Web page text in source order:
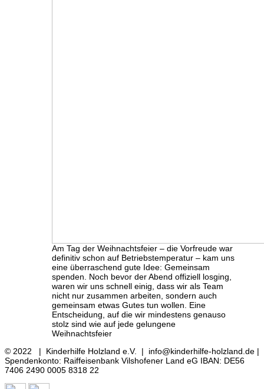
Am Tag der Weihnachtsfeier – die Vorfreude war
definitiv schon auf Betriebstemperatur – kam uns
eine überraschend gute Idee: Gemeinsam
spenden. Noch bevor der Abend offiziell losging,
waren wir uns schnell einig, dass wir als Team
nicht nur zusammen arbeiten, sondern auch
gemeinsam etwas Gutes tun wollen. Eine
Entscheidung, auf die wir mindestens genauso
stolz sind wie auf jede gelungene
Weihnachtsfeier
© 2022 | Kinderhilfe Holzland e.V. | info@kinderhilfe-holzland.de |
Spendenkonto: Raiffeisenbank Vilshofener Land eG IBAN: DE56
7406 2490 0005 8318 22